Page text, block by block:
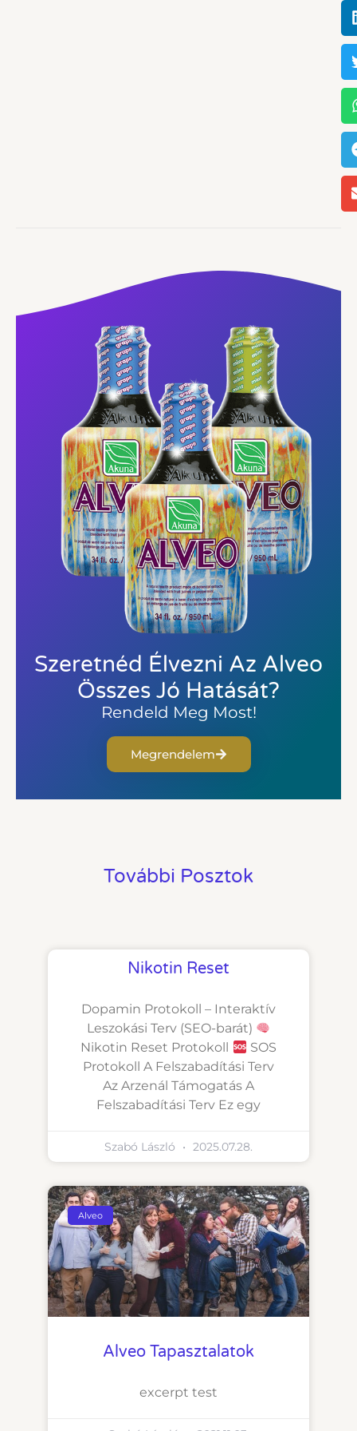
Szeretnéd Élvezni Az Alveo
Összes Jó Hatását?
Rendeld Meg Most!
Megrendelem
További Posztok
Nikotin Reset
Dopamin Protokoll – Interaktív
Leszokási Terv (SEO-barát)
Nikotin Reset Protokoll
SOS
Protokoll A Felszabadítási Terv
Az Arzenál Támogatás A
Felszabadítási Terv Ez egy
Szabó László 2025.07.28.
Alveo
Alveo Tapasztalatok
excerpt test